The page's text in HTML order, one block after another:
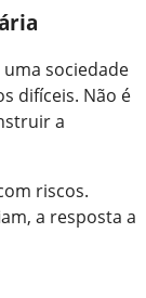
sociedade
difíceis. Não é
a
riscos.
a resposta a